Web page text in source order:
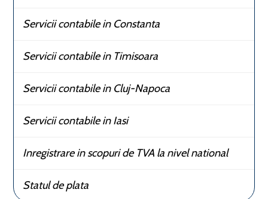
Servicii contabile in Constanta
Servicii contabile in Timisoara
Servicii contabile in Cluj-Napoca
Servicii contabile in Iasi
Inregistrare in scopuri de TVA la nivel national
Statul de plata